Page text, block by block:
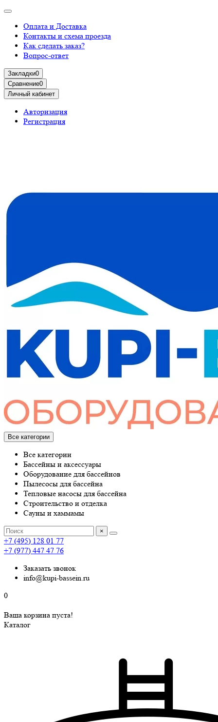
Оплата и Доставка
Контакты и схема проезда
Как сделать заказ?
Вопрос-ответ
Закладки0
Сравнение0
Личный кабинет
Авторизация
Регистрация
Все категории
Все категории
Бассейны и аксессуары
Оборудование для бассейнов
Пылесосы для бассейна
Тепловые насосы для бассейна
Строительство и отделка
Сауны и хаммамы
×
+7 (495) 128 01 77
+7 (977) 447 47 76
Заказать звонок
info@kupi-bassein.ru
0
Ваша корзина пуста!
Каталог